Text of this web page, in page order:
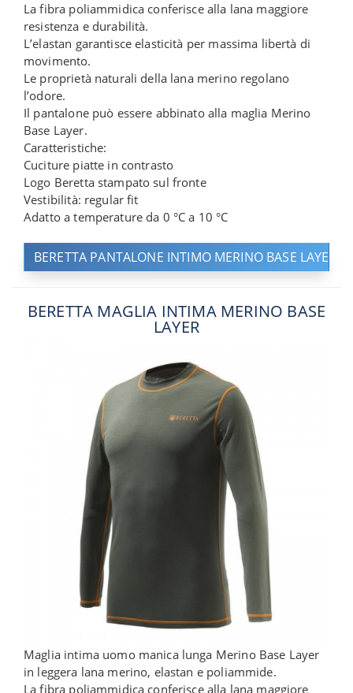
La fibra poliammidica conferisce alla lana maggiore
resistenza e durabilità.
L’elastan garantisce elasticità per massima libertà di
movimento.
Le proprietà naturali della lana merino regolano
l’odore.
Il pantalone può essere abbinato alla maglia Merino
Base Layer.
Caratteristiche:
Cuciture piatte in contrasto
Logo Beretta stampato sul fronte
Vestibilità: regular fit
Adatto a temperature da 0 °C a 10 °C
BERETTA PANTALONE INTIMO MERINO BASE LAYER
BERETTA MAGLIA INTIMA MERINO BASE
LAYER
Maglia intima uomo manica lunga Merino Base Layer
in leggera lana merino, elastan e poliammide.
La fibra poliammidica conferisce alla lana maggiore